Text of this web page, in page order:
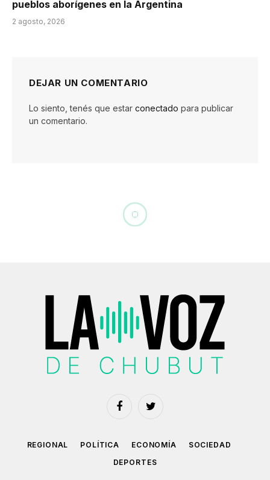
pueblos aborígenes en la Argentina
2 agosto, 2026
DEJAR UN COMENTARIO
Lo siento, tenés que estar conectado para publicar
un comentario.
hombre en el umbral”
8 noviembre, 2025